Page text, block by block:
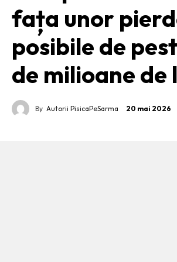
fața unor
posibile de
de milioane de
By Autorii PisicaPeSarma 20 mai 2026